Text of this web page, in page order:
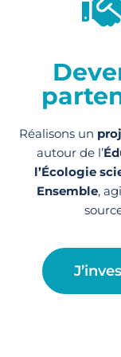
Réalisons un
autour de l’
l’Écologie
Ensemble,